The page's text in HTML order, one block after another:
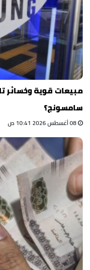
مبيعات قوية وخسائر
سامسونج؟